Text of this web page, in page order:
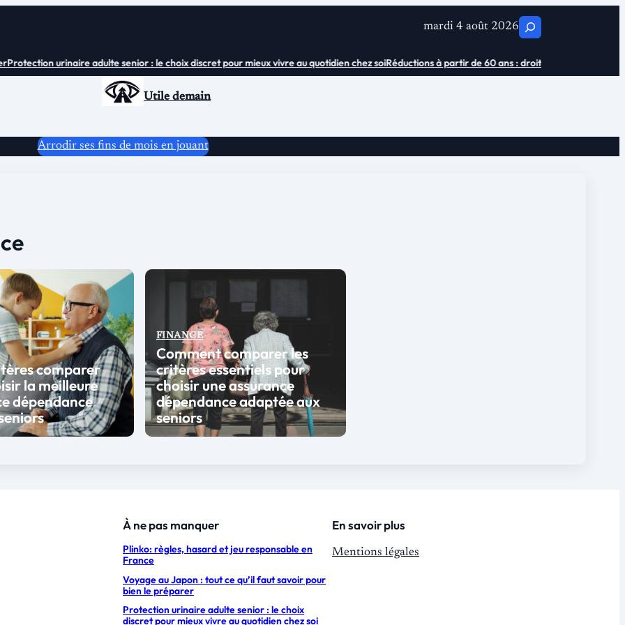
mardi 4 août 2026C
e
urinaire adulte senior : le choix discret pour mieux vivre au quotidien chez soiRéductions à partir de 60 ans : droits et économies
Utile demain
Arrodir ses fins de mois en jouant
comparer
la meilleure
dépendance
FINANCE
Comment comparer les
critères essentiels pour
choisir une assurance
dépendance adaptée aux
seniors
À ne pas manquer
Plinko: règles, hasard et jeu responsable en
France
Voyage au Japon : tout ce qu’il faut savoir pour
bien le préparer
Protection urinaire adulte senior : le choix
discret pour mieux vivre au quotidien chez soi
En savoir plus
Mentions légales